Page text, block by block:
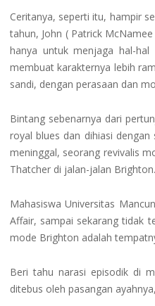
Ceritanya, seperti itu, hampir
tahun, John ( Patrick
hanya untuk menjaga hal-
membuat karakternya lebih
sandi, dengan perasaan dan
Bintang sebenarnya dari
royal blues dan dihiasi
meninggal, seorang revivalis
Thatcher di jalan-jalan Brighton.
Mahasiswa Universitas
Affair, sampai sekarang tidak
mode Brighton adalah
Beri tahu narasi episodik di
ditebus oleh pasangan